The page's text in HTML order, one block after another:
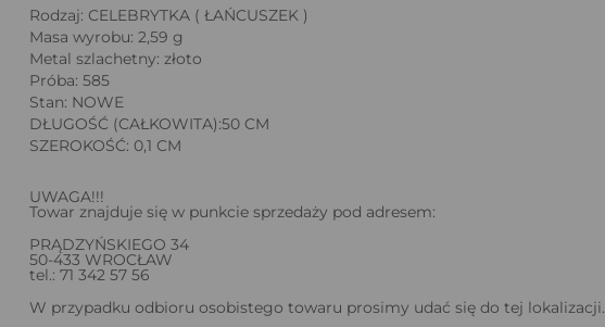
Rodzaj: CELEBRYTKA ( ŁAŃCUSZEK )
Masa wyrobu: 2,59 g
Metal szlachetny: złoto
Próba: 585
Stan: NOWE
DŁUGOŚĆ (CAŁKOWITA):50 CM
SZEROKOŚĆ: 0,1 CM
UWAGA!!!
Towar znajduje się w punkcie sprzedaży pod adresem:
PRĄDZYŃSKIEGO 34
50-433 WROCŁAW
tel.: 71 342 57 56
W przypadku odbioru osobistego towaru prosimy udać się do tej lokalizacji.